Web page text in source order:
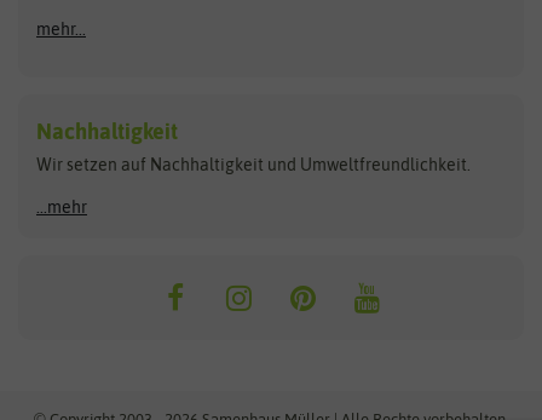
Anzuchtschalen
Heizmatte & Heizkabel
Kokos-Quelltabletten
Zimmergewächshaus
Carl Pabst
Florissa
Flortis
Franchi Sementi
Hortitops
JUB Holland
mehr...
Nachhaltigkeit
Wir setzen auf Nachhaltigkeit und Umweltfreundlichkeit.
...mehr